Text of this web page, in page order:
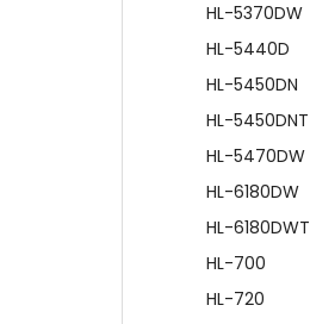
HL-5370DW
HL-5440D
HL-5450DN
HL-5450DNT
HL-5470DW
HL-6180DW
HL-6180DWT
HL-700
HL-720